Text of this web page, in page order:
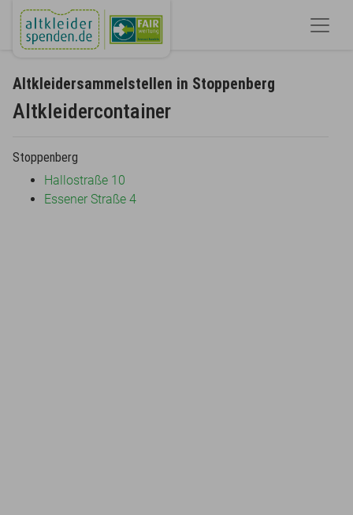
Altkleidersammelstellen in Stoppenberg
Altkleidercontainer
Stoppenberg
Hallostraße 10
Essener Straße 4